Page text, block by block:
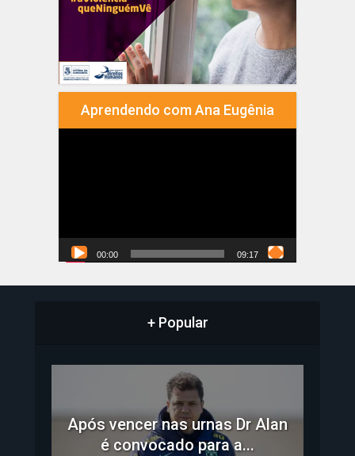
Aprendendo com Ana Eugênia
00:00 09:17
+ Popular
Após vencer nas urnas Dr Alan
é convocado para a...